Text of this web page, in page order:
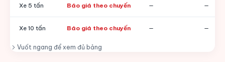
Xe 5 tấn Báo giá theo chuyến — —
Xe 10 tấn Báo giá theo chuyến — —
Vuốt ngang để xem đủ bảng